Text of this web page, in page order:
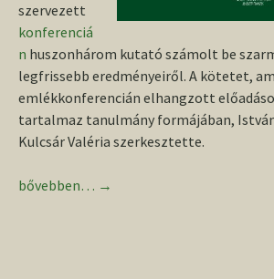
szervezett
konferenciá
n huszonhárom kutató számolt be
legfrissebb eredményeiről. A kötetet,
emlékkonferencián elhangzott
tartalmaz tanulmány formájában,
Kulcsár Valéria szerkesztette.
Megjelent a Párducz 111. kötet
bővebben… →